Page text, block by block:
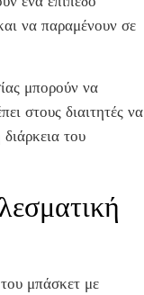
να παραμένουν σε
μπορούν να
στους διαιτητές να
του
μπάσκετ με